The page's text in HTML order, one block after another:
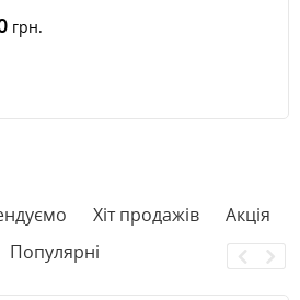
грн.
Хіт продажів
Акція
Популярні